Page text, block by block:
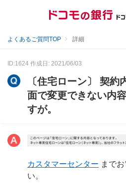
よくあるご質問TOP 詳細
ID:1624 作成日: 2021/06/03
〔住宅ローン〕 契約
面で変更できない内
すが。
カスタマーセンター まで
い。